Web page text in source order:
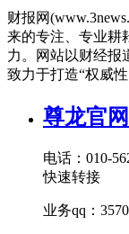
财报网
来的专注、专业耕
力。网站以财经报
致力于打造“权威
尊龙官
电话：010-
快速转接
业务qq：